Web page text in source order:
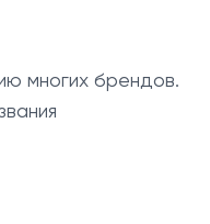
многих брендов.